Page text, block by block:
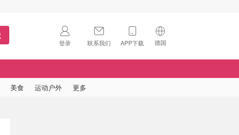
登录 联系我们 APP下载 德国
🇺🇸
美食 运动户外 更多